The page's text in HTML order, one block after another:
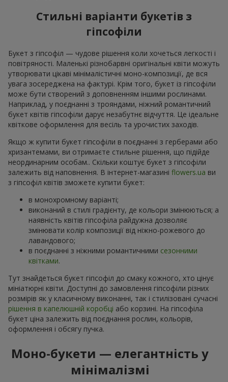
Стильні варіанти букетів з
гіпсофіли
Букет з гіпсофіл — чудове рішення коли хочеться легкості і
повітряності. Маленькі різнобарвні оригінальні квіти можуть
утворювати цікаві мінімалістичні моно-композиції, де вся
увага зосереджена на фактурі. Крім того, букет із гіпсофіли
може бути створений з доповненням іншими рослинами.
Наприклад, у поєднанні з трояндами, ніжний романтичний
букет квітів гіпсофіли дарує незабутнє відчуття. Це ідеальне
квіткове оформлення для весіль та урочистих заходів.
Якщо ж купити букет гіпсофіли в поєднанні з герберами або
хризантемами, ви отримаєте стильне рішення, що підійде
неординарним особам.. Скільки коштує букет з гіпсофіли
залежить від наповнення. В інтернет-магазині flowers.ua ви
з гіпсофіл квітів зможете купити букет:
в монохромному варіанті;
виконаний в стилі градієнту, де кольори змінюються; а
наявність квітів гіпсофіла райдужна дозволяє
змінювати колір композиції від ніжно-рожевого до
лавандового;
в поєднанні з ніжними романтичними сезонними
квітками.
Тут знайдеться букет гіпсофіл до смаку кожного, хто цінує
мініатюрні квіти. Доступні до замовлення гіпсофіли різних
розмірів як у класичному виконанні, так і стилізовані сучасні
рішення в капелюшній коробці або корзині. На гіпсофіла
букет ціна залежить від поєднання рослин, кольорів,
оформлення і обсягу пучка.
Моно-букети — елегантність у
мінімалізмі